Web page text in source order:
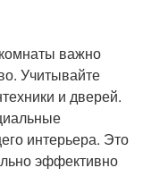
важно
Учитывайте
и дверей.
интерьера. Это
эффективно